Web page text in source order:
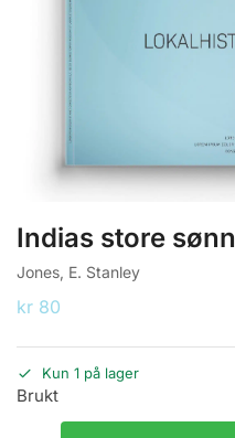
Indias store
Jones, E. Stanley
kr 80
Kun 1 på lager
Brukt